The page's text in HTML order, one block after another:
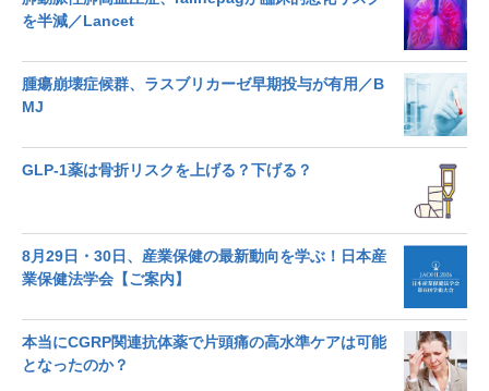
を半減／Lancet
腫瘍崩壊症候群、ラスブリカーゼ早期投与が有用／B
MJ
GLP-1薬は骨折リスクを上げる？下げる？
8月29日・30日、産業保健の最新動向を学ぶ！日本産
業保健法学会【ご案内】
本当にCGRP関連抗体薬で片頭痛の高水準ケアは可能
となったのか？